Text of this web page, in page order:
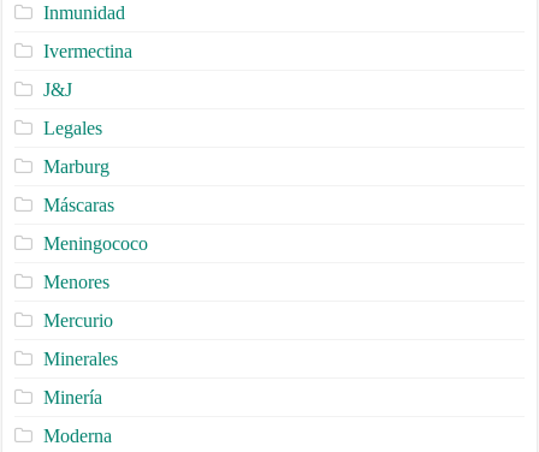
Inmunidad
Ivermectina
J&J
Legales
Marburg
Máscaras
Meningococo
Menores
Mercurio
Minerales
Minería
Moderna